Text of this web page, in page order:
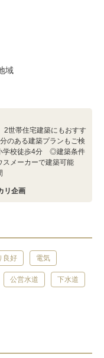
域
2世帯住宅建築にもおすす
のある建築プランもご検
校徒歩4分 ◎建築条件
スメーカーで建築可能
リ企画
良好 電気
公営水道 下水道